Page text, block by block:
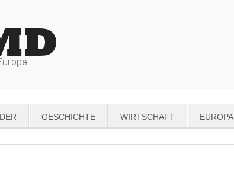
GESCHICHTE WIRTSCHAFT EUROPA